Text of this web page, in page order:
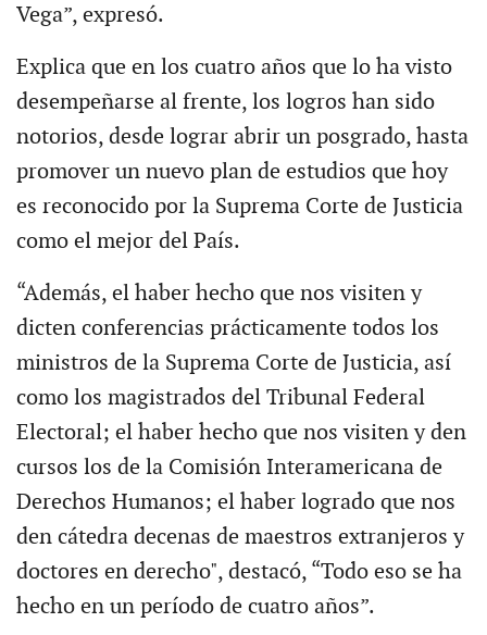
Vega”, expresó.
Explica que en los cuatro años que lo ha visto
desempeñarse al frente, los logros han sido
notorios, desde lograr abrir un posgrado, hasta
promover un nuevo plan de estudios que hoy
es reconocido por la Suprema Corte de Justicia
como el mejor del País.
“Además, el haber hecho que nos visiten y
dicten conferencias prácticamente todos los
ministros de la Suprema Corte de Justicia, así
como los magistrados del Tribunal Federal
Electoral; el haber hecho que nos visiten y den
cursos los de la Comisión Interamericana de
Derechos Humanos; el haber logrado que nos
den cátedra decenas de maestros extranjeros y
doctores en derecho", destacó, “Todo eso se ha
hecho en un período de cuatro años”.